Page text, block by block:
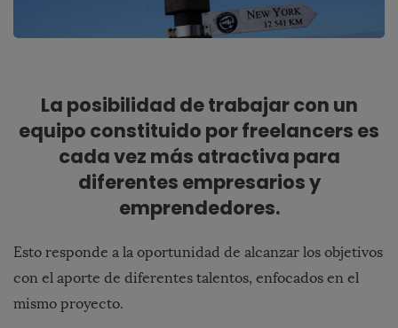
La posibilidad de trabajar con un
equipo constituido por freelancers es
cada vez más atractiva para
diferentes empresarios y
emprendedores.
Esto responde a la oportunidad de alcanzar los objetivos
con el aporte de diferentes talentos, enfocados en el
mismo proyecto.